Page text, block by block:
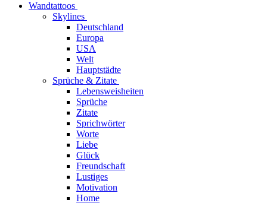
Wandtattoos
Skylines
Deutschland
Europa
USA
Welt
Hauptstädte
Sprüche & Zitate
Lebensweisheiten
Sprüche
Zitate
Sprichwörter
Worte
Liebe
Glück
Freundschaft
Lustiges
Motivation
Home